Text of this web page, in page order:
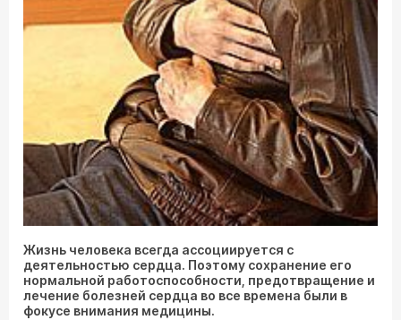
Жизнь человека всегда ассоциируется с
деятельностью сердца. Поэтому сохранение его
нормальной работоспособности, предотвращение и
лечение болезней сердца во все времена были в
фокусе внимания медицины.